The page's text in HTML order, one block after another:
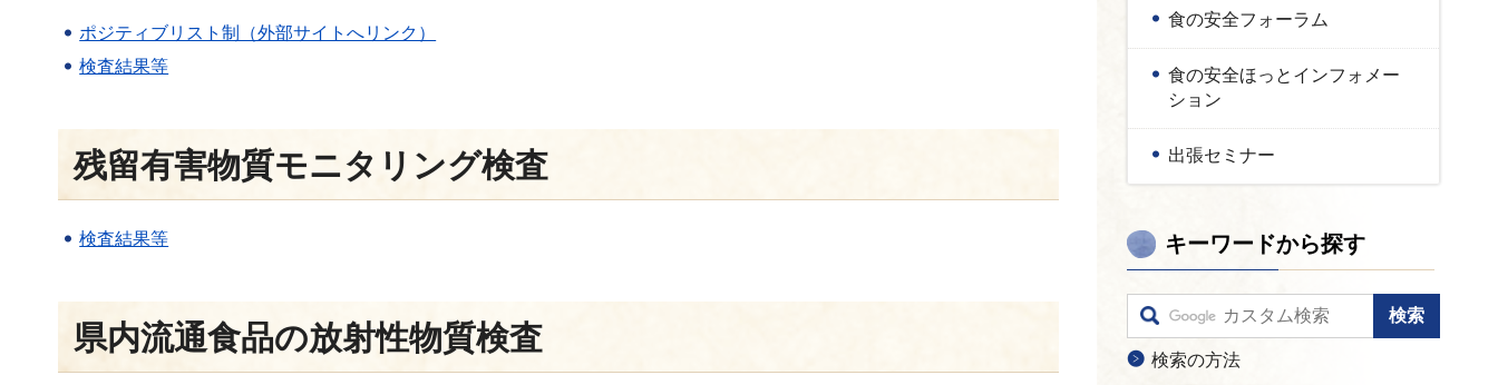
ポジティブリスト制（外部サイトへリンク）
検査結果等
残留有害物質モニタリング検査
検査結果等
県内流通食品の放射性物質検査
食の安全フォーラム
食の安全ほっとインフォメー
ション
出張セミナー
キーワードから探す
検索の方法